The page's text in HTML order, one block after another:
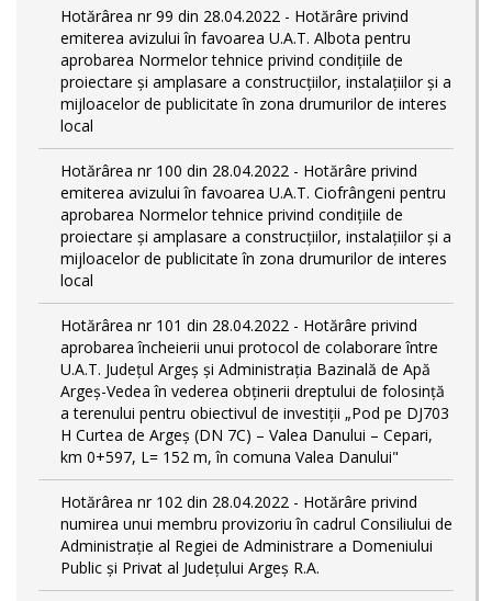
Hotărârea nr 99 din 28.04.2022 - Hotărâre privind
emiterea avizului în favoarea U.A.T. Albota pentru
aprobarea Normelor tehnice privind condiţiile de
proiectare şi amplasare a construcţiilor, instalaţiilor şi a
mijloacelor de publicitate în zona drumurilor de interes
local
Hotărârea nr 100 din 28.04.2022 - Hotărâre privind
emiterea avizului în favoarea U.A.T. Ciofrângeni pentru
aprobarea Normelor tehnice privind condiţiile de
proiectare şi amplasare a construcţiilor, instalaţiilor şi a
mijloacelor de publicitate în zona drumurilor de interes
local
Hotărârea nr 101 din 28.04.2022 - Hotărâre privind
aprobarea încheierii unui protocol de colaborare între
U.A.T. Județul Argeș și Administrația Bazinală de Apă
Argeș-Vedea în vederea obținerii dreptului de folosință
a terenului pentru obiectivul de investiții „Pod pe DJ703
H Curtea de Argeş (DN 7C) – Valea Danului – Cepari,
km 0+597, L= 152 m, în comuna Valea Danului"
Hotărârea nr 102 din 28.04.2022 - Hotărâre privind
numirea unui membru provizoriu în cadrul Consiliului de
Administrație al Regiei de Administrare a Domeniului
Public și Privat al Județului Argeș R.A.